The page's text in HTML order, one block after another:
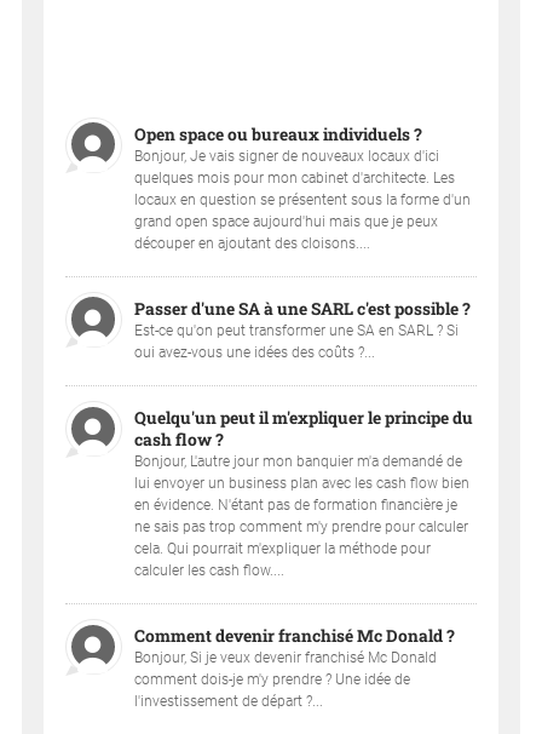
Open space ou bureaux individuels ?
Bonjour, Je vais signer de nouveaux locaux d'ici
quelques mois pour mon cabinet d'architecte. Les
locaux en question se présentent sous la forme d'un
grand open space aujourd'hui mais que je peux
découper en ajoutant des cloisons....
Passer d'une SA à une SARL c'est possible ?
Est-ce qu'on peut transformer une SA en SARL ? Si
oui avez-vous une idées des coûts ?...
Quelqu'un peut il m'expliquer le principe du
cash flow ?
Bonjour, L'autre jour mon banquier m'a demandé de
lui envoyer un business plan avec les cash flow bien
en évidence. N'étant pas de formation financière je
ne sais pas trop comment m'y prendre pour calculer
cela. Qui pourrait m'expliquer la méthode pour
calculer les cash flow....
Comment devenir franchisé Mc Donald ?
Bonjour, Si je veux devenir franchisé Mc Donald
comment dois-je m'y prendre ? Une idée de
l'investissement de départ ?...